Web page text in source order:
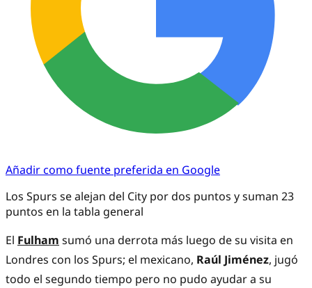
Añadir como fuente preferida en Google
Los Spurs se alejan del City por dos puntos y suman 23
puntos en la tabla general
El Fulham sumó una derrota más luego de su visita en
Londres con los Spurs; el mexicano, Raúl Jiménez, jugó
todo el segundo tiempo pero no pudo ayudar a su